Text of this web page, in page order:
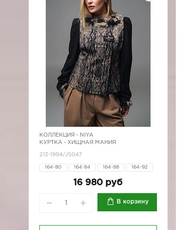
КОЛЛЕКЦИЯ - NIYA
КУРТКА - ХИЩНАЯ МАНИЯ
213-1994/JS047
164-80 164-84 164-88 164-92
170-96
16 980 руб
В корзину